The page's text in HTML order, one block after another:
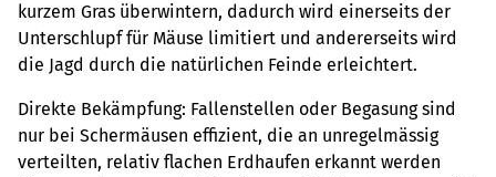
kurzem Gras überwintern, dadurch wird einerseits der
Unterschlupf für Mäuse limitiert und andererseits wird
die Jagd durch die natürlichen Feinde erleichtert.
Direkte Bekämpfung: Fallenstellen oder Begasung sind
nur bei Schermäusen effizient, die an unregelmässig
verteilten, relativ flachen Erdhaufen erkannt werden